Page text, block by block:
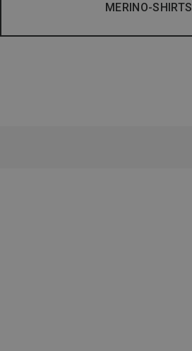
MERINO-SHIRTS